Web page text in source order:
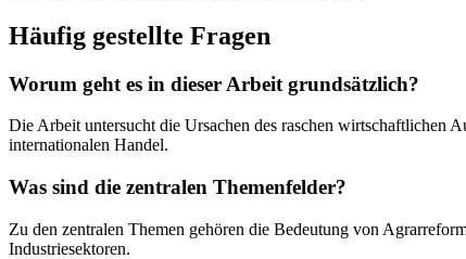
Häufig gestellte Fragen
Worum geht es in dieser Arbeit grundsätzlich?
Die Arbeit untersucht die Ursachen des raschen wirtschaftlichen
internationalen Handel.
Was sind die zentralen Themenfelder?
Zu den zentralen Themen gehören die Bedeutung von
Industriesektoren.